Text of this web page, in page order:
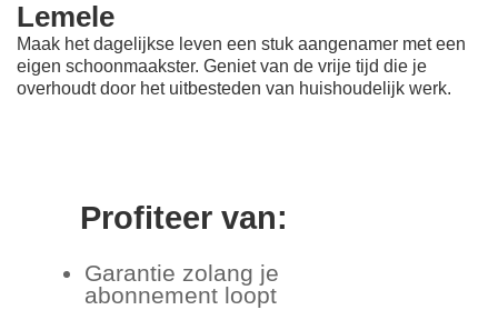
Lemele
Maak het dagelijkse leven een stuk aangenamer met een
eigen schoonmaakster. Geniet van de vrije tijd die je
overhoudt door het uitbesteden van huishoudelijk werk.
Profiteer van:
Garantie zolang je
abonnement loopt